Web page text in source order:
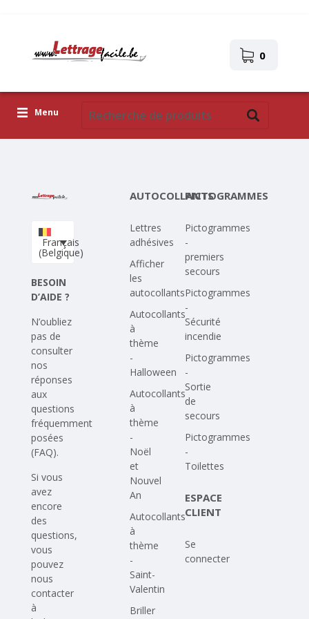
0
Menu
Téléchargez votre propre conception
Corona Covid-19
Français
(Belgique)
BESOIN
D’AIDE ?
N’oubliez
pas de
consulter
nos
réponses
aux
questions
fréquemment
posées
(FAQ).
Si vous
avez
encore
des
questions,
vous
pouvez
nous
contacter
à
AUTOCOLLANTS
Lettres
adhésives
Afficher
les
autocollants
Autocollants
à
thème
-
Halloween
Autocollants
à
thème
-
Noël
et
Nouvel
An
Autocollants
à
thème
-
Saint-
Valentin
Briller
PICTOGRAMMES
Pictogrammes
-
premiers
secours
Pictogrammes
-
Sécurité
incendie
Pictogrammes
-
Sortie
de
secours
Pictogrammes
-
Toilettes
ESPACE
CLIENT
Se
connecter